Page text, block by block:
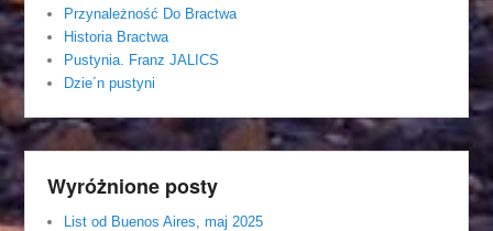
Przynależność Do Bractwa
Historia Bractwa
Pustynia. Franz JALICS
Dzie´n pustyni
Wyróżnione posty
List od Buenos Aires, maj 2025